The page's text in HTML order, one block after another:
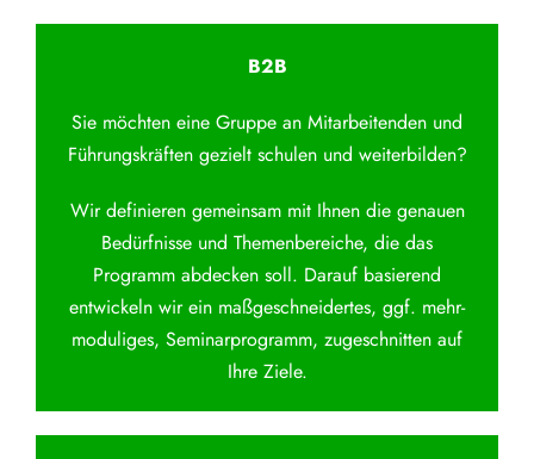
B2B
Sie möchten eine Gruppe an Mitarbeitenden und
Führungskräften gezielt schulen und weiterbilden?
Wir definieren gemeinsam mit Ihnen die genauen
Bedürfnisse und Themenbereiche, die das
Programm abdecken soll. Darauf basierend
entwickeln wir ein maßgeschneidertes, ggf. mehr-
moduliges, Seminarprogramm, zugeschnitten auf
Ihre Ziele.